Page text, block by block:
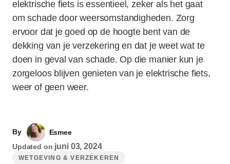
elektrische fiets is essentieel, zeker als het gaat
om schade door weersomstandigheden. Zorg
ervoor dat je goed op de hoogte bent van de
dekking van je verzekering en dat je weet wat te
doen in geval van schade. Op die manier kun je
zorgeloos blijven genieten van je elektrische fiets,
weer of geen weer.
By
Esmee
Updated on juni 03, 2024
WETGEVING & VERZEKEREN